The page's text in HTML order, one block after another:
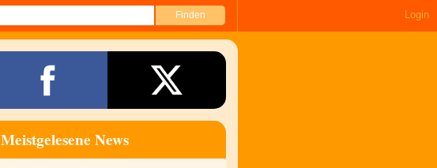
Login
Meistgelesene News